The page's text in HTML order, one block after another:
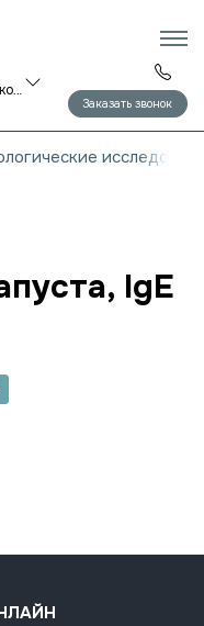
Санкт-Петербург ул. Манчестерская, д. 5, корп. 1
Заказать звонок
IgE